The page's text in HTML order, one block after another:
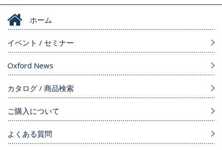
ホーム
イベント / セミナー
Oxford News
カタログ / 商品検索
ご購入について
よくある質問